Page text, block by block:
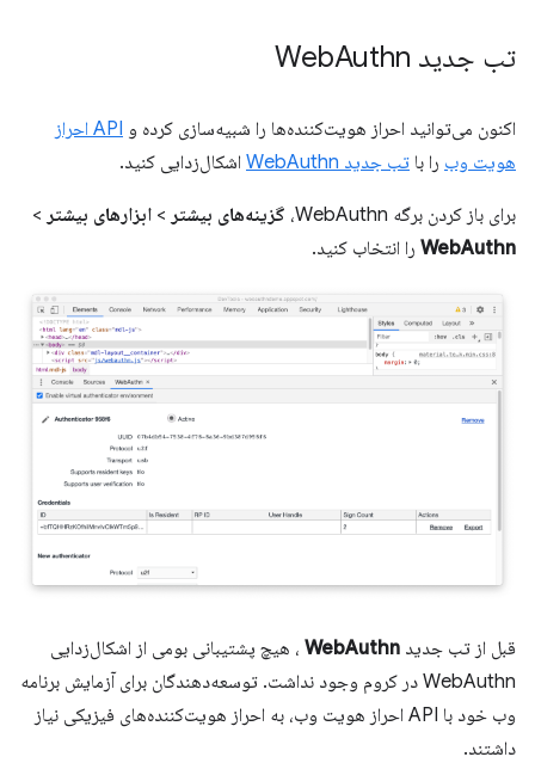
تب جدید Web Authn
اکنون می‌توانید احراز هویت‌کننده‌ها را شبیه‌سازی کرده و
API احراز
هویت وب را با تب جدید WebAuthn اشکال‌زدایی کنید.
برای باز کردن برگه WebAuthn، گزینه‌های بیشتر > ابزارهای بیشتر >
WebAuthn را انتخاب کنید.
قبل از تب جدید WebAuthn ، هیچ پشتیبانی بومی از اشکال‌زدایی
WebAuthn در کروم وجود نداشت. توسعه‌دهندگان برای آزمایش برنامه
وب خود با API احراز هویت وب، به احراز هویت‌کننده‌های فیزیکی نیاز
داشتند.